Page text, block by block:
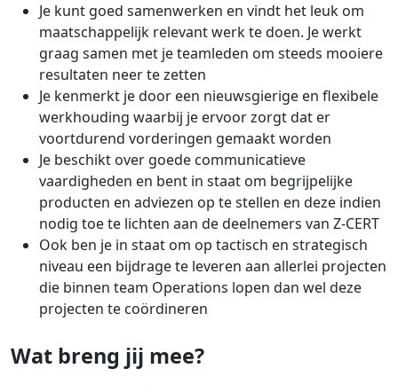
Je kunt goed samenwerken en vindt het leuk om
maatschappelijk relevant werk te doen. Je werkt
graag samen met je teamleden om steeds mooiere
resultaten neer te zetten
Je kenmerkt je door een nieuwsgierige en flexibele
werkhouding waarbij je ervoor zorgt dat er
voortdurend vorderingen gemaakt worden
Je beschikt over goede communicatieve
vaardigheden en bent in staat om begrijpelijke
producten en adviezen op te stellen en deze indien
nodig toe te lichten aan de deelnemers van Z-CERT
Ook ben je in staat om op tactisch en strategisch
niveau een bijdrage te leveren aan allerlei projecten
die binnen team Operations lopen dan wel deze
projecten te coördineren
Wat breng jij mee?